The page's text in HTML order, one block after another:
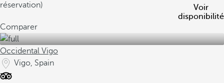
réservation)
Voir
disponibilité
Comparer
Occidental Vigo
Vigo, Spain